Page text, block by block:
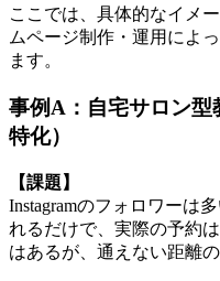
ここでは、具体的なイメ
ムページ制作・運用によ
ます。
事例A：自宅サロン型
特化）
【課題】
Instagramのフォロワーは
れるだけで、実際の予約
はあるが、通えない距離